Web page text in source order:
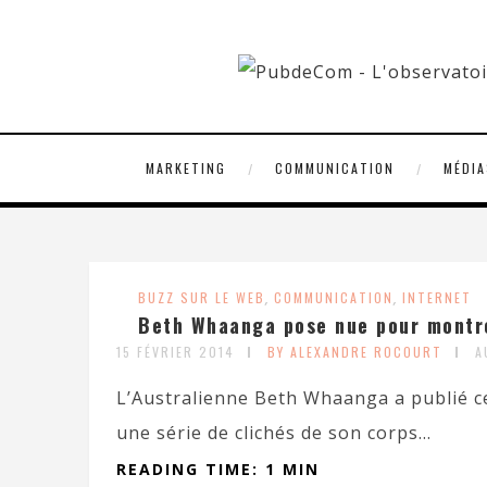
MARKETING COMMUNICATION
BUZZ SUR LE WEB, COMMUNICATION, INTERNET
Beth Whaanga pose nue pour
15 FÉVRIER 2014 BY ALEXANDRE ROCOURT
L’Australienne Beth Whaanga a publié
une série de clichés de son corps...
READING TIME: 1 MIN